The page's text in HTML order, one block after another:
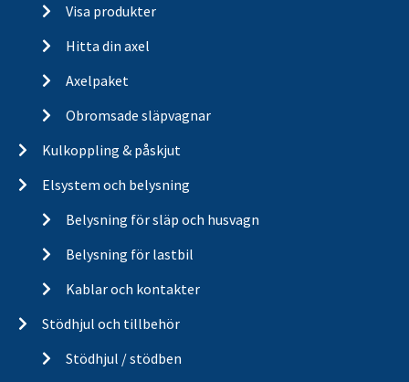
Visa produkter
Hitta din axel
Axelpaket
Obromsade släpvagnar
Kulkoppling & påskjut
Elsystem och belysning
Belysning för släp och husvagn
Belysning för lastbil
Kablar och kontakter
Stödhjul och tillbehör
Stödhjul / stödben